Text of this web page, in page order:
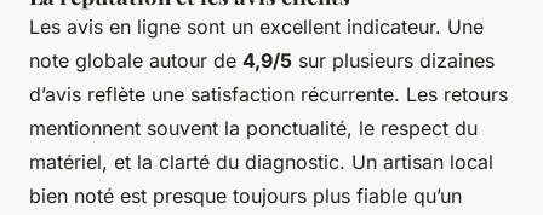
Les avis en ligne sont un excellent indicateur. Une
note globale autour de 4,9/5 sur plusieurs dizaines
d’avis reflète une satisfaction récurrente. Les retours
mentionnent souvent la ponctualité, le respect du
matériel, et la clarté du diagnostic. Un artisan local
bien noté est presque toujours plus fiable qu’un